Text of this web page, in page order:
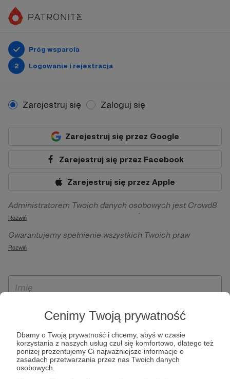
Cenimy Twoją prywatność
Dbamy o Twoją prywatność i chcemy, abyś w czasie
korzystania z naszych usług czuł się komfortowo, dlatego też
poniżej prezentujemy Ci najważniejsze informacje o
zasadach przetwarzania przez nas Twoich danych
osobowych.
Próg wsparcia
2
Logowanie i rejestracja
Zarejestruj się Zaloguj się
Zarejestruj się przez Google
Zarejestruj się przez Facebook
Zarejestruj się przez Apple
Administratorem Twoich danych osobowych jest Crowd8
sp. z o.o. z siedziba w Warszawie, ul. Żwirki i Wigury 16, 02-
092 Warszawa. Twoje dane osobowe będą przetwarzane w
szczególności w celu wykonania umowy zawartej z Tobą, w
Patronite.pl, w tym możliwości dokonywania oraz
otrzymywania wsparcia na naszej platformie oraz
Rozwiń
Gwarantujemy spełnienie wszystkich Twoich praw
wynikających z ogólnego rozporządzenia o ochronie
ich przenoszenia, niepodlegania zautomatyzowanemu
wyrażenia sprzeciwu wobec przetwarzania Twoich danych
osobowych. Rejestracja dla osób niepełnoletnich możliwa
jest po przekazaniu podpisanego formularza "Zgodna na
założenie konta przez osobę niepełnoletnią", formularz
dostępny jest na stronie regulaminu Patronite.pl.
Rozwiń